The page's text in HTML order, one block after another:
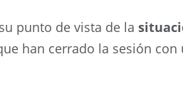
punto de vista de la
han cerrado la sesión con